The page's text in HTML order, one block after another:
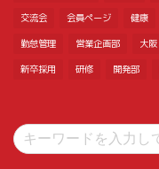
交流会 会員ページ 健康
勤怠管理 営業企画部 大阪
新卒採用 研修 開発部